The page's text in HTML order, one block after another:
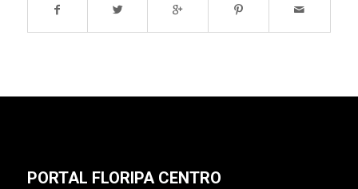
PORTAL FLORIPA CENTRO